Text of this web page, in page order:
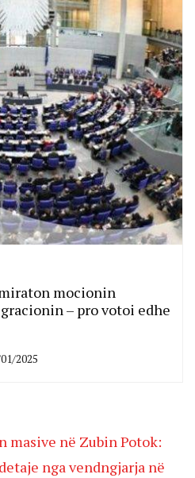
mocionin
– pro votoi edhe
2025
masive në Zubin Potok:
nga vendngjarja në